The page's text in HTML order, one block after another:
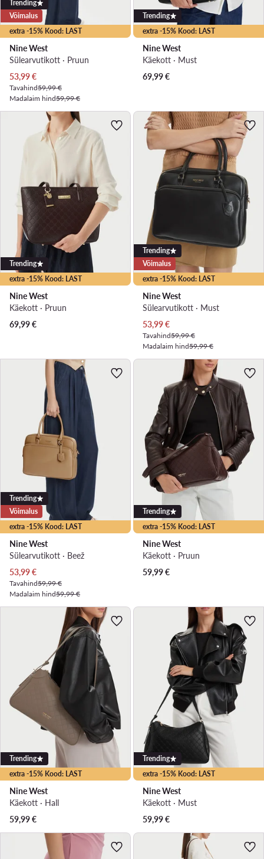
extra -15% Kood: LAST
Trending
Võimalus
Nine West
Sülearvutikott · Pruun
Praegune hind
53,99€
Tavahind59,99 €
Madalaim hind59,99 €
extra -15% Kood: LAST
Trending
Nine West
Käekott · Must
69,99€
extra -15% Kood: LAST
Trending
Nine West
Käekott · Pruun
69,99€
extra -15% Kood: LAST
Trending
Võimalus
Nine West
Sülearvutikott · Must
Praegune hind
53,99€
Tavahind59,99 €
Madalaim hind59,99 €
extra -15% Kood: LAST
Trending
Võimalus
Nine West
Sülearvutikott · Beež
Praegune hind
53,99€
Tavahind59,99 €
Madalaim hind59,99 €
extra -15% Kood: LAST
Trending
Nine West
Käekott · Pruun
59,99€
extra -15% Kood: LAST
Trending
Nine West
Käekott · Hall
59,99€
extra -15% Kood: LAST
Trending
Nine West
Käekott · Must
59,99€